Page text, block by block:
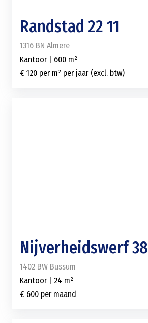
Randstad 22 11
1316 BN Almere
Kantoor | 600 m²
€ 120 per m² per jaar (excl. btw)
Nijverheidswerf 38
1402 BW Bussum
Kantoor | 24 m²
€ 600 per maand